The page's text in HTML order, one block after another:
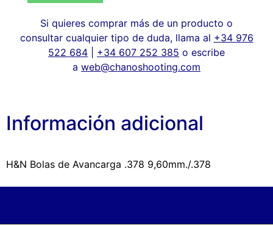
Si quieres comprar más de un producto o
consultar cualquier tipo de duda, llama al +34 976
522 684
+34 607 252 385 o escribe
a web@chanoshooting.com
Información adicional
H&N Bolas de Avancarga .378 9,60mm./.378